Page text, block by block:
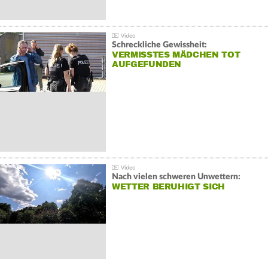
Schreckliche Gewissheit:
VERMISSTES MÄDCHEN TOT
AUFGEFUNDEN
Nach vielen schweren Unwettern:
WETTER BERUHIGT SICH